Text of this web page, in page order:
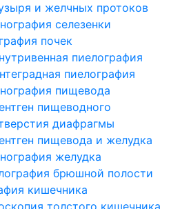
и желчных протоков
селезенки
почек
пиелография
пиелография
пищевода
пищеводного
диафрагмы
пищевода и желудка
желудка
брюшной полости
кишечника
толстого кишечника